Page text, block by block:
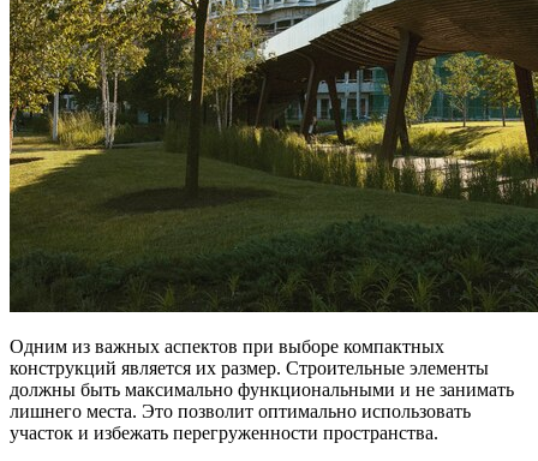
Одним из важных аспектов при выборе компактных
конструкций является их размер. Строительные элементы
должны быть максимально функциональными и не занимать
лишнего места. Это позволит оптимально использовать
участок и избежать перегруженности пространства.